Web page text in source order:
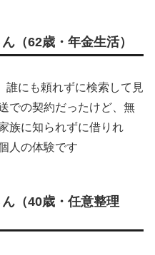
（62歳・年金生活）
誰にも頼れずに検索して見
での契約だったけど、無
族に知られずに借りれ
人の体験です
（40歳・任意整理